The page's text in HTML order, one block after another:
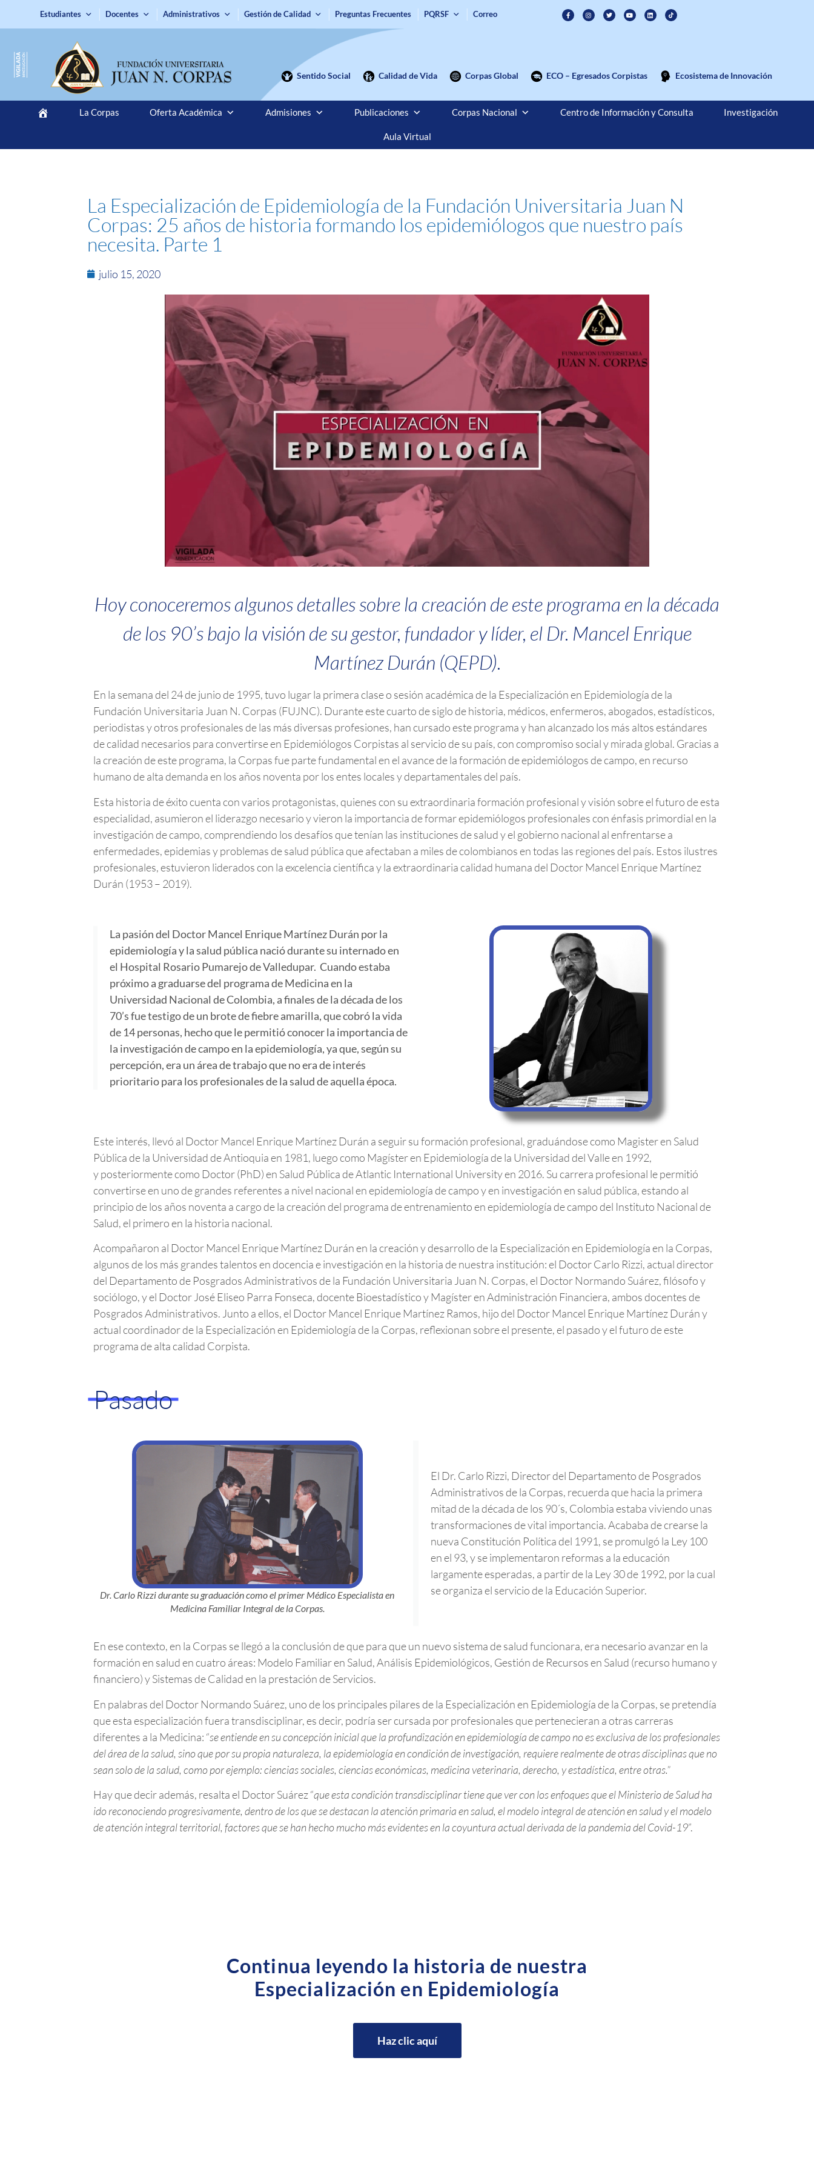
Estudiantes Docentes Administrativos Gestión de Calidad Preguntas Frecuentes PQRSF Correo
Sentido Social Calidad de Vida Corpas Global ECO – Egresados Corpistas Ecosistema de Innovación
La Corpas Oferta Académica Admisiones Publicaciones Corpas Nacional Centro de Información y Consulta Investigación
Aula Virtual
La Especialización de Epidemiología de la Fundación Universitaria Juan N
Corpas: 25 años de historia formando los epidemiólogos que nuestro país
necesita. Parte 1
julio 15, 2020
Hoy conoceremos algunos detalles sobre la creación de este programa en la década
de los 90’s bajo la visión de su gestor, fundador y líder, el Dr. Mancel Enrique
Martínez Durán (QEPD).
En la semana del 24 de junio de 1995, tuvo lugar la primera clase o sesión académica de la Especialización en Epidemiología de la
Fundación Universitaria Juan N. Corpas (FUJNC). Durante este cuarto de siglo de historia, médicos, enfermeros, abogados, estadísticos,
periodistas y otros profesionales de las más diversas profesiones, han cursado este programa y han alcanzado los más altos estándares
de calidad necesarios para convertirse en Epidemiólogos Corpistas al servicio de su país, con compromiso social y mirada global. Gracias a
la creación de este programa, la Corpas fue parte fundamental en el avance de la formación de epidemiólogos de campo, en recurso
humano de alta demanda en los años noventa por los entes locales y departamentales del país.
Esta historia de éxito cuenta con varios protagonistas, quienes con su extraordinaria formación profesional y visión sobre el futuro de esta
especialidad, asumieron el liderazgo necesario y vieron la importancia de formar epidemiólogos profesionales con énfasis primordial en la
investigación de campo, comprendiendo los desafíos que tenían las instituciones de salud y el gobierno nacional al enfrentarse a
enfermedades, epidemias y problemas de salud pública que afectaban a miles de colombianos en todas las regiones del país. Estos ilustres
profesionales, estuvieron liderados con la excelencia científica y la extraordinaria calidad humana del Doctor Mancel Enrique Martínez
Durán (1953 – 2019).
La pasión del Doctor Mancel Enrique Martínez Durán por la
epidemiología y la salud pública nació durante su internado en
el Hospital Rosario Pumarejo de Valledupar. Cuando estaba
próximo a graduarse del programa de Medicina en la
Universidad Nacional de Colombia, a finales de la década de los
70’s fue testigo de un brote de fiebre amarilla, que cobró la vida
de 14 personas, hecho que le permitió conocer la importancia de
la investigación de campo en la epidemiología, ya que, según su
percepción, era un área de trabajo que no era de interés
prioritario para los profesionales de la salud de aquella época.
Este interés, llevó al Doctor Mancel Enrique Martínez Durán a seguir su formación profesional, graduándose como Magister en Salud
Pública de la Universidad de Antioquia en 1981, luego como Magíster en Epidemiología de la Universidad del Valle en 1992,
y posteriormente como Doctor (PhD) en Salud Pública de Atlantic International University en 2016. Su carrera profesional le permitió
convertirse en uno de grandes referentes a nivel nacional en epidemiología de campo y en investigación en salud pública, estando al
principio de los años noventa a cargo de la creación del programa de entrenamiento en epidemiología de campo del Instituto Nacional de
Salud, el primero en la historia nacional.
Acompañaron al Doctor Mancel Enrique Martínez Durán en la creación y desarrollo de la Especialización en Epidemiología en la Corpas,
algunos de los más grandes talentos en docencia e investigación en la historia de nuestra institución: el Doctor Carlo Rizzi, actual director
del Departamento de Posgrados Administrativos de la Fundación Universitaria Juan N. Corpas, el Doctor Normando Suárez, filósofo y
sociólogo, y el Doctor José Eliseo Parra Fonseca, docente Bioestadístico y Magíster en Administración Financiera, ambos docentes de
Posgrados Administrativos. Junto a ellos, el Doctor Mancel Enrique Martínez Ramos, hijo del Doctor Mancel Enrique Martínez Durán y
actual coordinador de la Especialización en Epidemiología de la Corpas, reflexionan sobre el presente, el pasado y el futuro de este
programa de alta calidad Corpista.
Pasado
Dr. Carlo Rizzi durante su graduación como el primer Médico Especialista en
Medicina Familiar Integral de la Corpas.
El Dr. Carlo Rizzi, Director del Departamento de Posgrados
Administrativos de la Corpas, recuerda que hacia la primera
mitad de la década de los 90´s, Colombia estaba viviendo unas
transformaciones de vital importancia. Acababa de crearse la
nueva Constitución Política del 1991, se promulgó la Ley 100
en el 93, y se implementaron reformas a la educación
largamente esperadas, a partir de la Ley 30 de 1992, por la cual
se organiza el servicio de la Educación Superior.
En ese contexto, en la Corpas se llegó a la conclusión de que para que un nuevo sistema de salud funcionara, era necesario avanzar en la
formación en salud en cuatro áreas: Modelo Familiar en Salud, Análisis Epidemiológicos, Gestión de Recursos en Salud (recurso humano y
financiero) y Sistemas de Calidad en la prestación de Servicios.
En palabras del Doctor Normando Suárez, uno de los principales pilares de la Especialización en Epidemiología de la Corpas, se pretendía
que esta especialización fuera transdisciplinar, es decir, podría ser cursada por profesionales que pertenecieran a otras carreras
diferentes a la Medicina: “se entiende en su concepción inicial que la profundización en epidemiología de campo no es exclusiva de los profesionales
del área de la salud, sino que por su propia naturaleza, la epidemiología en condición de investigación, requiere realmente de otras disciplinas que no
sean solo de la salud, como por ejemplo: ciencias sociales, ciencias económicas, medicina veterinaria, derecho, y estadística, entre otras.”
Hay que decir además, resalta el Doctor Suárez “que esta condición transdisciplinar tiene que ver con los enfoques que el Ministerio de Salud ha
ido reconociendo progresivamente, dentro de los que se destacan la atención primaria en salud, el modelo integral de atención en salud y el modelo
de atención integral territorial, factores que se han hecho mucho más evidentes en la coyuntura actual derivada de la pandemia del Covid-19”.
Continua leyendo la historia de nuestra
Especialización en Epidemiología
Haz clic aquí